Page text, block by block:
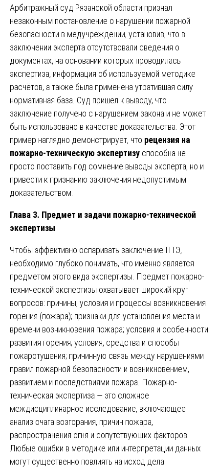
Арбитражный суд Рязанской области признал
незаконным постановление о нарушении пожарной
безопасности в медучреждении, установив, что в
заключении эксперта отсутствовали сведения о
документах, на основании которых проводилась
экспертиза, информация об используемой методике
расчётов, а также была применена утратившая силу
нормативная база. Суд пришел к выводу, что
заключение получено с нарушением закона и не может
быть использовано в качестве доказательства. Этот
пример наглядно демонстрирует, что рецензия на
пожарно-техническую экспертизу способна не
просто поставить под сомнение выводы эксперта, но и
привести к признанию заключения недопустимым
доказательством.
Глава 3. Предмет и задачи пожарно-технической
экспертизы
Чтобы эффективно оспаривать заключение ПТЭ,
необходимо глубоко понимать, что именно является
предметом этого вида экспертизы. Предмет пожарно-
технической экспертизы охватывает широкий круг
вопросов: причины, условия и процессы возникновения
горения (пожара); признаки для установления места и
времени возникновения пожара; условия и особенности
развития горения; условия, средства и способы
пожаротушения; причинную связь между нарушениями
правил пожарной безопасности и возникновением,
развитием и последствиями пожара. Пожарно-
техническая экспертиза — это сложное
междисциплинарное исследование, включающее
анализ очага возгорания, причин пожара,
распространения огня и сопутствующих факторов.
Любые ошибки в методике или интерпретации данных
могут существенно повлиять на исход дела.